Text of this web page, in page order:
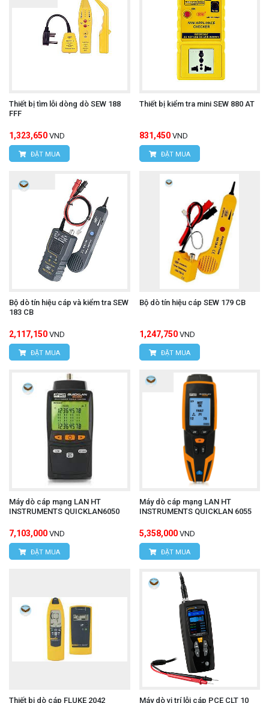
Thiết bị tìm lỗi dòng dò SEW 188
FFF
1,323,650 VND
ĐẶT MUA
Thiết bị kiểm tra mini SEW 880 AT
831,450 VND
ĐẶT MUA
Bộ dò tín hiệu cáp và kiểm tra SEW
183 CB
2,117,150 VND
ĐẶT MUA
Bộ dò tín hiệu cáp SEW 179 CB
1,247,750 VND
ĐẶT MUA
Máy dò cáp mạng LAN HT
INSTRUMENTS QUICKLAN6050
7,103,000 VND
ĐẶT MUA
Máy dò cáp mạng LAN HT
INSTRUMENTS QUICKLAN 6055
5,358,000 VND
ĐẶT MUA
Thiết bị dò cáp FLUKE 2042 Máy dò vị trí lỗi cáp PCE CLT 10